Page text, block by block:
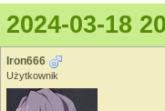
2024-03-18
Iron666
Użytkownik